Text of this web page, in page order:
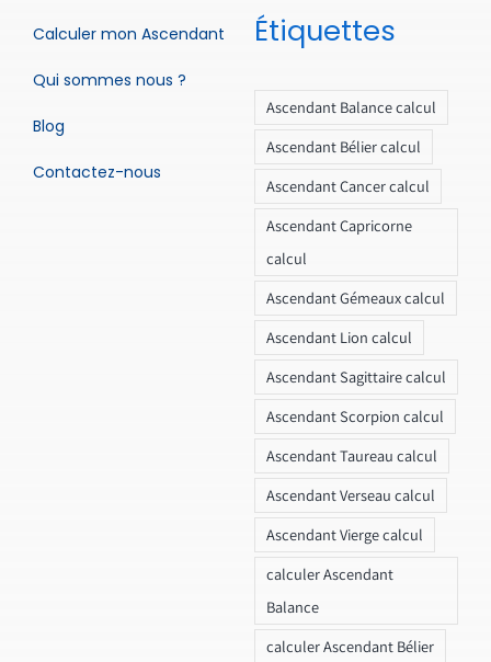
Calculer mon Ascendant
Qui sommes nous ?
Blog
Contactez-nous
Étiquettes
Ascendant Balance calcul
Ascendant Bélier calcul
Ascendant Cancer calcul
Ascendant Capricorne
calcul
Ascendant Gémeaux calcul
Ascendant Lion calcul
Ascendant Sagittaire calcul
Ascendant Scorpion calcul
Ascendant Taureau calcul
Ascendant Verseau calcul
Ascendant Vierge calcul
calculer Ascendant
Balance
calculer Ascendant Bélier